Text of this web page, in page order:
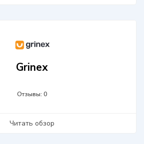
Grinex
Отзывы: 0
Читать обзор